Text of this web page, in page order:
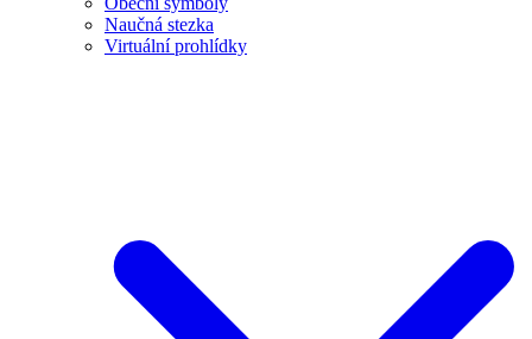
Naučná stezka
Virtuální prohlídky